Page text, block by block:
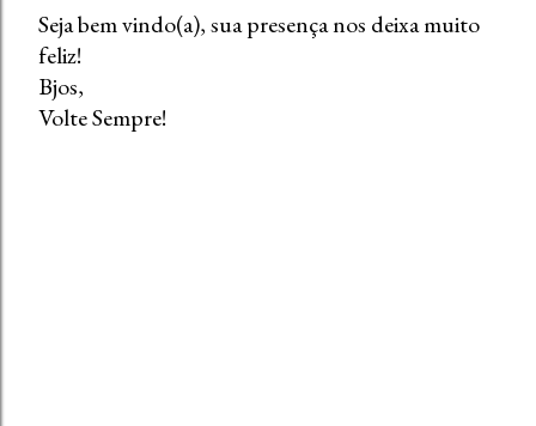
P
o
s
Seja bem vindo(a), sua presença nos deixa muito
feliz!
Bjos,
Volte Sempre!